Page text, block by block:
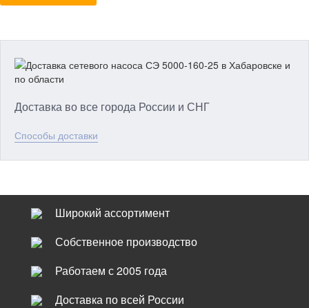
Доставка во все города России и СНГ
Способы доставки
Широкий ассортимент
Собственное производство
Работаем с 2005 года
Доставка по всей России